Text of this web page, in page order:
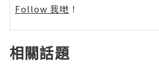
Follow 我哋 ！
相關話題